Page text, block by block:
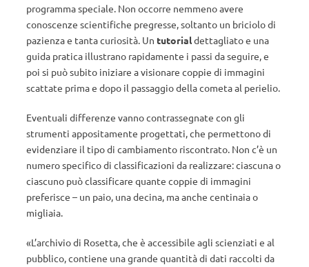
programma speciale. Non occorre nemmeno avere
conoscenze scientifiche pregresse, soltanto un briciolo di
pazienza e tanta curiosità. Un tutorialdettagliato e una
guida pratica illustrano rapidamente i passi da seguire, e
poi si può subito iniziare a visionare coppie di immagini
scattate prima e dopo il passaggio della cometa al perielio.
Eventuali differenze vanno contrassegnate con gli
strumenti appositamente progettati, che permettono di
evidenziare il tipo di cambiamento riscontrato. Non c’è un
numero specifico di classificazioni da realizzare: ciascuna o
ciascuno può classificare quante coppie di immagini
preferisce – un paio, una decina, ma anche centinaia o
migliaia.
«L’archivio di Rosetta, che è accessibile agli scienziati e al
pubblico, contiene una grande quantità di dati raccolti da